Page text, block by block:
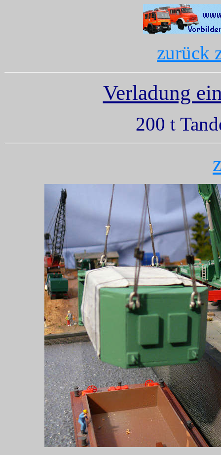
zurück
Verladung
200 t